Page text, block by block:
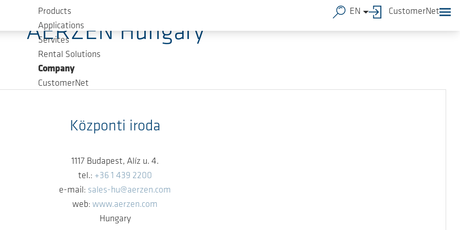
Products
Applications
Services
Rental Solutions
Company
CustomerNet
EN CustomerNet
AERZEN Hungary
Központi iroda
1117 Budapest, Alíz u. 4.
tel.: +36 1 439 2200
e-mail: sales-hu@aerzen.com
web: www.aerzen.com
Hungary